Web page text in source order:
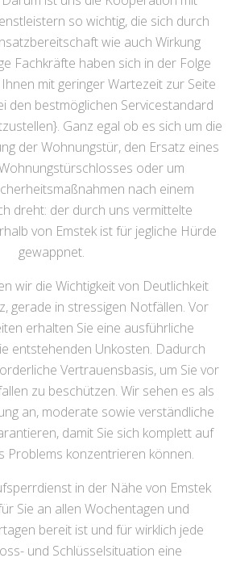
so wichtig, die sich durch
wie auch Wirkung
Fachkräfte haben sich in der Folge
mit geringer Wartezeit zur Seite
den bestmöglichen Servicestandard
Ganz egal ob es sich um die
der Wohnungstür, den Ersatz eines
oder um
nach einem
dreht: der durch uns vermittelte
von Emstek ist für jegliche Hürde
gewappnet.
wir die Wichtigkeit von Deutlichkeit
gerade in stressigen Notfällen. Vor
erhalten Sie eine ausführliche
entstehenden Unkosten. Dadurch
Vertrauensbasis, um Sie vor
zu beschützen. Wir sehen es als
an, moderate sowie verständliche
damit Sie sich komplett auf
Problems konzentrieren können.
in der Nähe von Emstek
Sie an allen Wochentagen und
bereit ist und für wirklich jede
und Schlüsselsituation eine